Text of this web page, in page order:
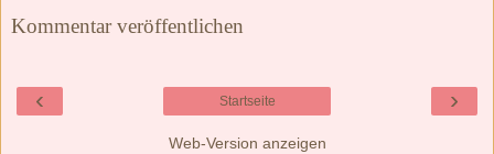
Kommentar veröffentlichen
‹ ›
Startseite
Web-Version anzeigen